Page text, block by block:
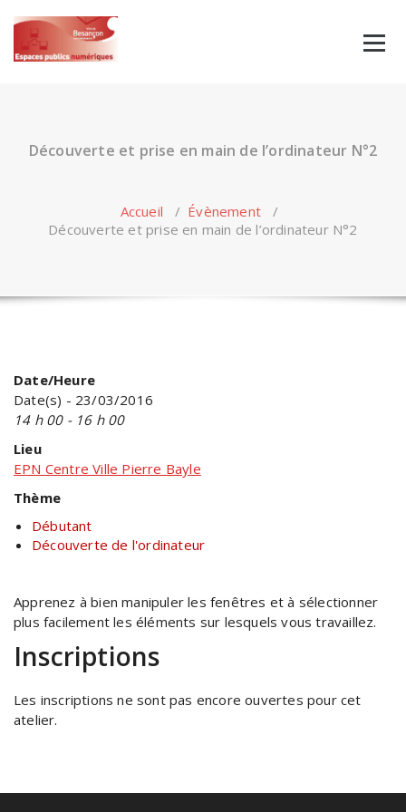
content
Découverte et prise en main de l’ordinateur N°2
Accueil / Évènement /
Découverte et prise en main de l’ordinateur N°2
Date/Heure
Date(s) - 23/03/2016
14 h 00 - 16 h 00
Lieu
EPN Centre Ville Pierre Bayle
Thème
Débutant
Découverte de l'ordinateur
Apprenez à bien manipuler les fenêtres et à sélectionner
plus facilement les éléments sur lesquels vous travaillez.
Inscriptions
Les inscriptions ne sont pas encore ouvertes pour cet
atelier.